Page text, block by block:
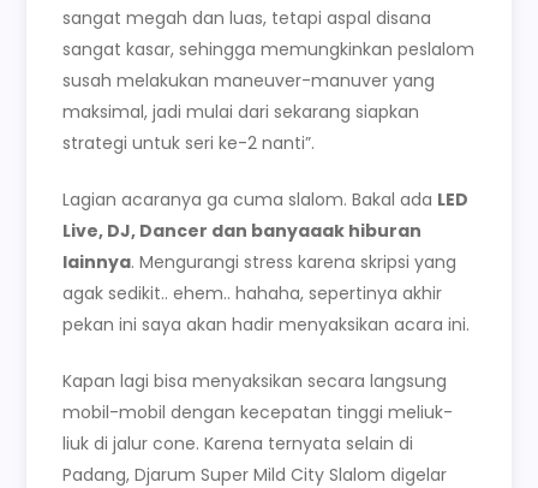
sangat megah dan luas, tetapi aspal disana
sangat kasar, sehingga memungkinkan peslalom
susah melakukan maneuver-manuver yang
maksimal, jadi mulai dari sekarang siapkan
strategi untuk seri ke-2 nanti”.
Lagian acaranya ga cuma slalom. Bakal ada LED
Live, DJ, Dancer dan banyaaak hiburan
lainnya. Mengurangi stress karena skripsi yang
agak sedikit.. ehem.. hahaha, sepertinya akhir
pekan ini saya akan hadir menyaksikan acara ini.
Kapan lagi bisa menyaksikan secara langsung
mobil-mobil dengan kecepatan tinggi meliuk-
liuk di jalur cone. Karena ternyata selain di
Padang, Djarum Super Mild City Slalom digelar